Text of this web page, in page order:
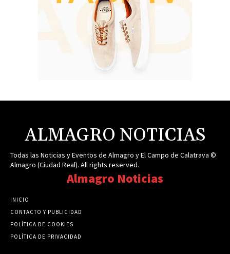
ALMAGRO NOTICIAS
Todas las Noticias y Eventos de Almagro y El Campo de Calatrava ©
Almagro (Ciudad Real). All rights reserved.
Almagro Noticias
INICIO
CONTACTO Y PUBLICIDAD
POLÍTICA DE COOKIES
POLÍTICA DE PRIVACIDAD